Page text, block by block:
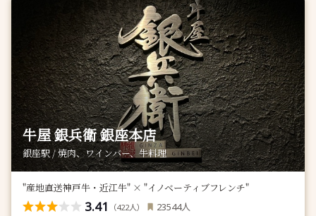
牛屋 銀兵衛 銀座本店
銀座駅 / 焼肉、ワインバー、牛料理
"産地直送神戸牛・近江牛" × "イノベーティブフレンチ"
3.41 （422人） 23544人